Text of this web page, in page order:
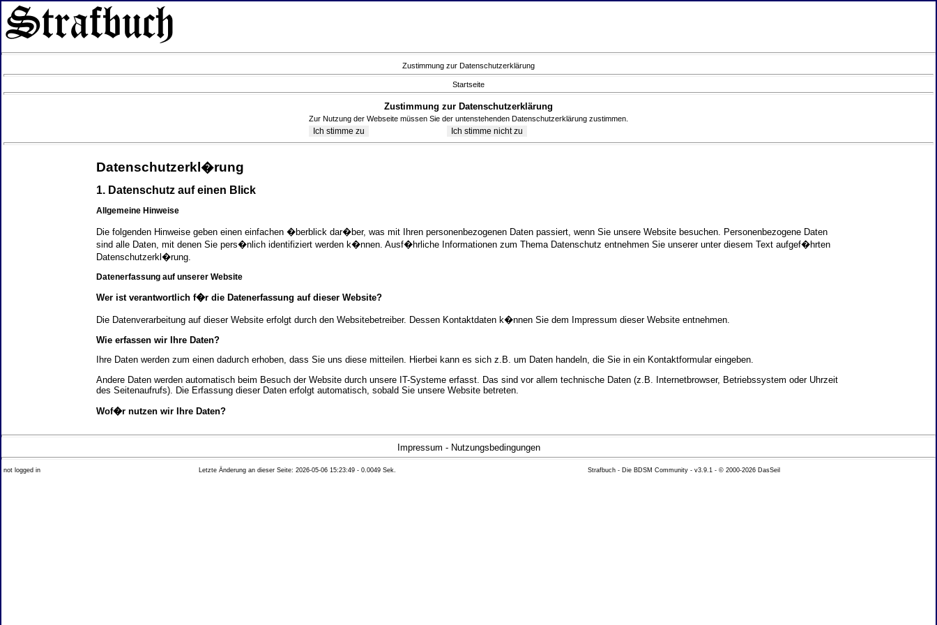
Zustimmung zur Datenschutzerklärung
Startseite
Zustimmung zur Datenschutzerklärung
Zur Nutzung der Webseite müssen Sie der untenstehenden Datenschutzerklärung zustimmen.
Datenschutzerkl�rung
1. Datenschutz auf einen Blick
Allgemeine Hinweise
Die folgenden Hinweise geben einen einfachen �berblick dar�ber, was mit Ihren personenbezogenen Daten passiert, wenn Sie unsere Website besuchen. Personenbezogene Daten
sind alle Daten, mit denen Sie pers�nlich identifiziert werden k�nnen. Ausf�hrliche Informationen zum Thema Datenschutz entnehmen Sie unserer unter diesem Text aufgef�hrten
Datenschutzerkl�rung.
Datenerfassung auf unserer Website
Wer ist verantwortlich f�r die Datenerfassung auf dieser Website?
Die Datenverarbeitung auf dieser Website erfolgt durch den Websitebetreiber. Dessen Kontaktdaten k�nnen Sie dem Impressum dieser Website entnehmen.
Wie erfassen wir Ihre Daten?
Ihre Daten werden zum einen dadurch erhoben, dass Sie uns diese mitteilen. Hierbei kann es sich z.B. um Daten handeln, die Sie in ein Kontaktformular eingeben.
Andere Daten werden automatisch beim Besuch der Website durch unsere IT-Systeme erfasst. Das sind vor allem technische Daten (z.B. Internetbrowser, Betriebssystem oder Uhrzeit
des Seitenaufrufs). Die Erfassung dieser Daten erfolgt automatisch, sobald Sie unsere Website betreten.
Wof�r nutzen wir Ihre Daten?
Ein Teil der Daten wird erhoben, um eine fehlerfreie Bereitstellung der Website zu gew�hrleisten. Andere Daten k�nnen zur Analyse Ihres Nutzerverhaltens verwendet werden.
Welche Rechte haben Sie bez�glich Ihrer Daten?
Sie haben jederzeit das Recht unentgeltlich Auskunft �ber Herkunft, Empf�nger und Zweck Ihrer gespeicherten personenbezogenen Daten zu erhalten. Sie haben au�erdem ein
Impressum - Nutzungsbedingungen
not logged in Letzte Änderung an dieser Seite: 2026-05-06 15:23:49 - 0.0049 Sek. Strafbuch - Die BDSM Community - v3.9.1 - © 2000-2026 DasSeil